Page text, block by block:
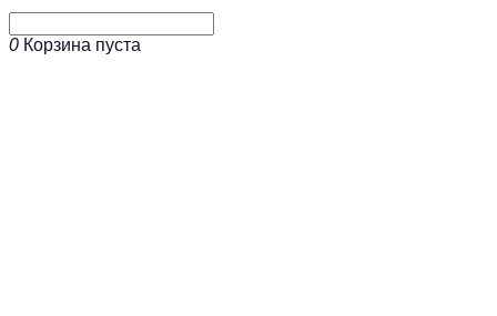
0 Корзина пуста